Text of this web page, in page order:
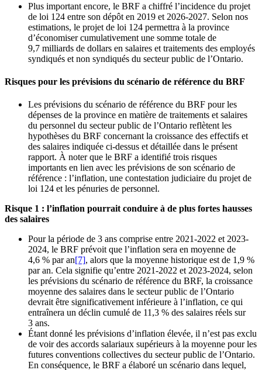
Plus important encore, le BRF a chiffré l’incidence du projet
de loi 124 entre son dépôt en 2019 et 2026-2027. Selon nos
estimations, le projet de loi 124 permettra à la province
d’économiser cumulativement une somme totale de
9,7 milliards de dollars en salaires et traitements des employés
syndiqués et non syndiqués du secteur public de l’Ontario.
Risques pour les prévisions du scénario de référence du BRF
Les prévisions du scénario de référence du BRF pour les
dépenses de la province en matière de traitements et salaires
du personnel du secteur public de l’Ontario reflètent les
hypothèses du BRF concernant la croissance des effectifs et
des salaires indiquée ci-dessus et détaillée dans le présent
rapport. À noter que le BRF a identifié trois risques
importants en lien avec les prévisions de son scénario de
référence : l’inflation, une contestation judiciaire du projet de
loi 124 et les pénuries de personnel.
Risque 1 : l’inflation pourrait conduire à de plus fortes hausses
des salaires
Pour la période de 3 ans comprise entre 2021-2022 et 2023-
2024, le BRF prévoit que l’inflation sera en moyenne de
4,6 % par an[7], alors que la moyenne historique est de 1,9 %
par an. Cela signifie qu’entre 2021-2022 et 2023-2024, selon
les prévisions du scénario de référence du BRF, la croissance
moyenne des salaires dans le secteur public de l’Ontario
devrait être significativement inférieure à l’inflation, ce qui
entraînera un déclin cumulé de 11,3 % des salaires réels sur
3 ans.
Étant donné les prévisions d’inflation élevée, il n’est pas exclu
de voir des accords salariaux supérieurs à la moyenne pour les
futures conventions collectives du secteur public de l’Ontario.
En conséquence, le BRF a élaboré un scénario dans lequel,